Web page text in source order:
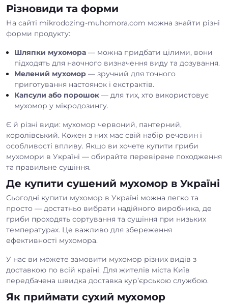
Різновиди та форми
На сайті mikrodozing-muhomora.com можна знайти різні
форми продукту:
Шляпки мухомора — можна придбати цілими, вони
підходять для наочного визначення виду та дозування.
Мелений мухомор — зручний для точного
приготування настоянок і екстрактів.
Капсули або порошок — для тих, хто використовує
мухомор у мікродозингу.
Є й різні види: мухомор червоний, пантерний,
королівський. Кожен з них має свій набір речовин і
особливості впливу. Якщо ви хочете купити гриби
мухомори в Україні — обирайте перевірене походження
та правильне сушіння.
Де купити сушений мухомор в Україні
Сьогодні купити мухомор в Україні можна легко та
просто — достатньо вибрати надійного виробника, де
гриби проходять сортування та сушіння при низьких
температурах. Це важливо для збереження
ефективності мухомора.
У нас ви можете замовити мухомор різних видів з
доставкою по всій країні. Для жителів міста Київ
передбачена швидка доставка кур’єрською службою.
Як приймати сухий мухомор